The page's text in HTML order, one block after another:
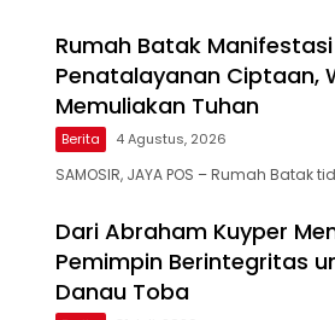
Rumah Batak
Penatalayanan Ciptaan,
Memuliakan Tuhan
Berita 4 Agustus, 2026
SAMOSIR, JAYA POS – Rumah Batak
Dari Abraham Kuyper
Pemimpin Berintegritas
Danau Toba